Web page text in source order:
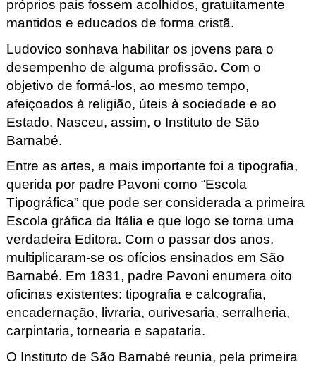
próprios pais fossem acolhidos, gratuitamente
mantidos e educados de forma cristã.
Ludovico sonhava habilitar os jovens para o
desempenho de alguma profissão. Com o
objetivo de formá-los, ao mesmo tempo,
afeiçoados à religião, úteis à sociedade e ao
Estado. Nasceu, assim, o Instituto de São
Barnabé.
Entre as artes, a mais importante foi a tipografia,
querida por padre Pavoni como “Escola
Tipográfica” que pode ser considerada a primeira
Escola gráfica da Itália e que logo se torna uma
verdadeira Editora. Com o passar dos anos,
multiplicaram-se os ofícios ensinados em São
Barnabé. Em 1831, padre Pavoni enumera oito
oficinas existentes: tipografia e calcografia,
encadernação, livraria, ourivesaria, serralheria,
carpintaria, tornearia e sapataria.
O Instituto de São Barnabé reunia, pela primeira